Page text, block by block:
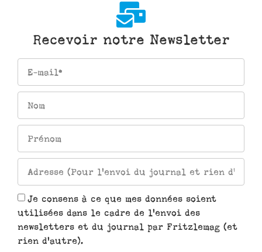
Recevoir notre Newsletter
Je consens à ce que mes données soient
utilisées dans le cadre de l'envoi des
newsletters et du journal par Fritzlemag (et
rien d'autre).